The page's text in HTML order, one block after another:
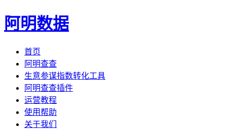
阿明数据
首页
阿明查查
生意参谋指数转化工具
阿明查查插件
运营教程
使用帮助
关于我们